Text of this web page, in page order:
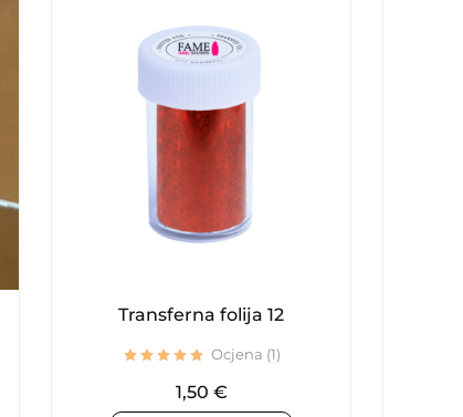
Transferna folija 12
Ocjena (1)
1,50 €